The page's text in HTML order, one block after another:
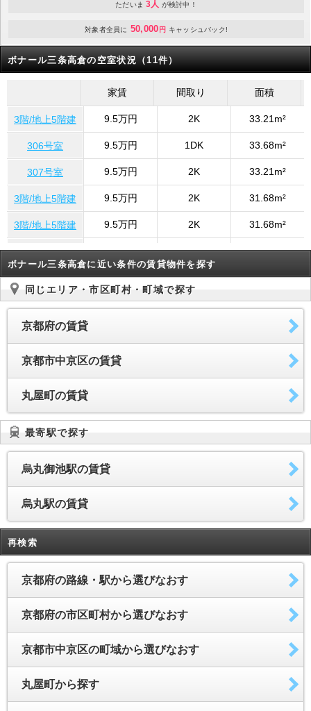
ただいま 3人 が検討中！
対象者全員に 50,000 円 キャッシュバック!
ボナール三条高倉の空室状況（11件）
家賃 間取り 面積
3階/地上5階建 9.5万円 2K 33.21m²
306号室 9.5万円 1DK 33.68m²
307号室 9.5万円 2K 33.21m²
3階/地上5階建 9.5万円 2K 31.68m²
3階/地上5階建 9.5万円 2K 31.68m²
3階/地上5階建 9.5万円 2K 31.68m²
306号室 9.5万円 2K 31.68m²
306号室 9.5万円 2K 31.68m²
307号室
3階/地上5階建 9.5万円
ボナール三条高倉に近い条件の賃貸物件を探す
同じエリア・市区町村・町域で探す
京都府の賃貸
京都市中京区の賃貸
丸屋町の賃貸
最寄駅で探す
烏丸御池駅の賃貸
烏丸駅の賃貸
再検索
京都府の路線・駅から選びなおす
京都府の市区町村から選びなおす
京都市中京区の町域から選びなおす
丸屋町から探す